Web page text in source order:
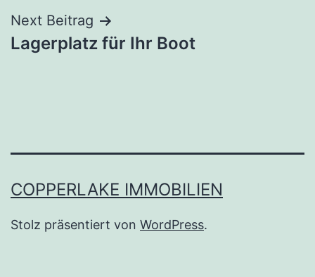
Next Beitrag
Lagerplatz für Ihr Boot
COPPERLAKE IMMOBILIEN
Stolz präsentiert von WordPress.